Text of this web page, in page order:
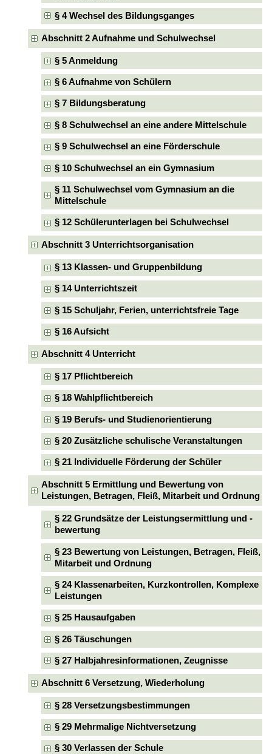
§ 4 Wechsel des Bildungsganges
Abschnitt 2 Aufnahme und Schulwechsel
§ 5 Anmeldung
§ 6 Aufnahme von Schülern
§ 7 Bildungsberatung
§ 8 Schulwechsel an eine andere Mittelschule
§ 9 Schulwechsel an eine Förderschule
§ 10 Schulwechsel an ein Gymnasium
§ 11 Schulwechsel vom Gymnasium an die
Mittelschule
§ 12 Schülerunterlagen bei Schulwechsel
Abschnitt 3 Unterrichtsorganisation
§ 13 Klassen- und Gruppenbildung
§ 14 Unterrichtszeit
§ 15 Schuljahr, Ferien, unterrichtsfreie Tage
§ 16 Aufsicht
Abschnitt 4 Unterricht
§ 17 Pflichtbereich
§ 18 Wahlpflichtbereich
§ 19 Berufs- und Studienorientierung
§ 20 Zusätzliche schulische Veranstaltungen
§ 21 Individuelle Förderung der Schüler
Abschnitt 5 Ermittlung und Bewertung von
Leistungen, Betragen, Fleiß, Mitarbeit und Ordnung
§ 22 Grundsätze der Leistungsermittlung und -
bewertung
§ 23 Bewertung von Leistungen, Betragen, Fleiß,
Mitarbeit und Ordnung
§ 24 Klassenarbeiten, Kurzkontrollen, Komplexe
Leistungen
§ 25 Hausaufgaben
§ 26 Täuschungen
§ 27 Halbjahresinformationen, Zeugnisse
Abschnitt 6 Versetzung, Wiederholung
§ 28 Versetzungsbestimmungen
§ 29 Mehrmalige Nichtversetzung
§ 30 Verlassen der Schule